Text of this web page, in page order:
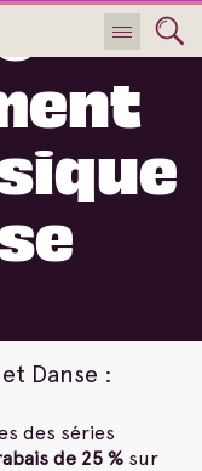
Danse :
des séries
de 25 % sur